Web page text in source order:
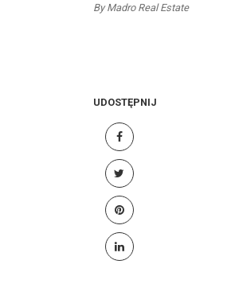
By Madro Real Estate
UDOSTĘPNIJ